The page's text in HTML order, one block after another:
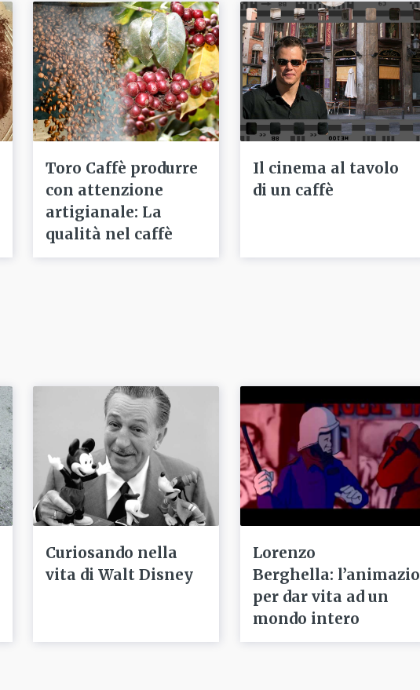
Toro Caffè produrre
con attenzione
artigianale: La
qualità nel caffè
Il cinema al tavolo
di un caffè
Curiosando nella
vita di Walt Disney
Lorenzo
Berghella:
per dar vita ad un
mondo intero